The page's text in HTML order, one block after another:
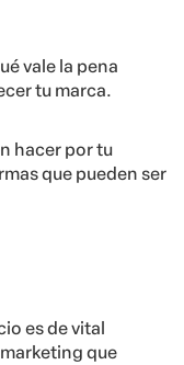
vale la pena
tu marca.
hacer por tu
que pueden ser
es de vital
que